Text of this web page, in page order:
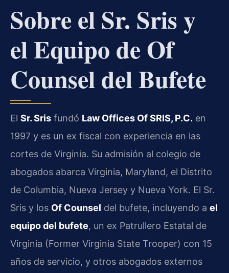
Sobre el Sr. Sris y
el Equipo de Of
Counsel del Bufete
El Sr. Sris fundó Law Offices Of SRIS, P.C. en
1997 y es un ex fiscal con experiencia en las
cortes de Virginia. Su admisión al colegio de
abogados abarca Virginia, Maryland, el Distrito
de Columbia, Nueva Jersey y Nueva York. El Sr.
Sris y los Of Counsel del bufete, incluyendo a el
equipo del bufete, un ex Patrullero Estatal de
Virginia (Former Virginia State Trooper) con 15
años de servicio, y otros abogados externos